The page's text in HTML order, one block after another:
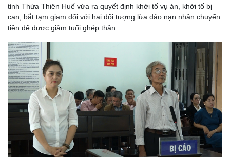
Bóng đá
Lịch thi đấu bóng đá
Thế giới thể thao
eSports
Hậu trường
Tư vấn
tỉnh Thừa Thiên Huế vừa ra quyết định khởi tố vụ án, khởi tố bị
can, bắt tạm giam đối với hai đối tượng lừa đảo nạn nhân chuyển
tiền để được giảm tuổi ghép thận.